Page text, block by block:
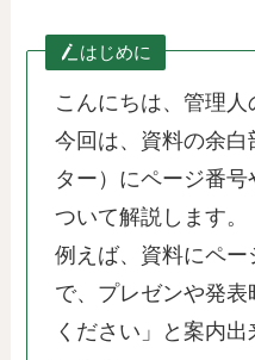
はじめに
こんにちは、管理人
今回は、資料の余白
ター）にページ番
ついて解説します。
例えば、資料にペー
で、プレゼンや発
ください」と案内